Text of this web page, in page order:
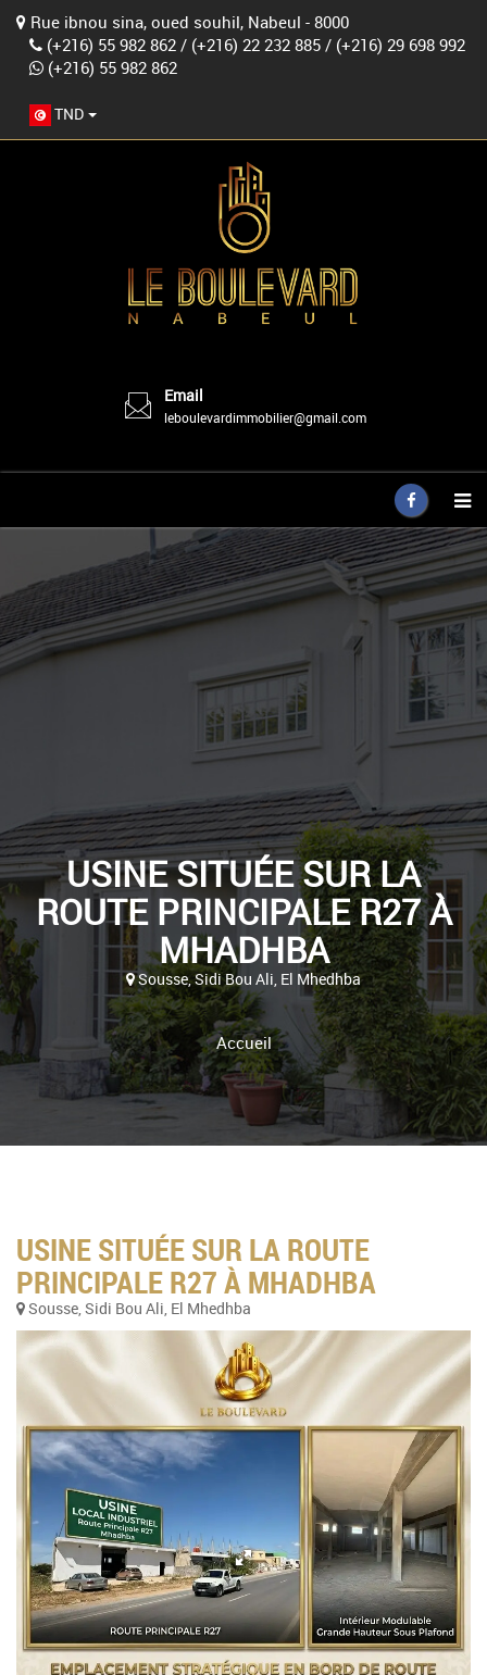
Rue ibnou sina, oued souhil, Nabeul - 8000
(+216) 55 982 862 / (+216) 22 232 885 / (+216) 29 698 992
(+216) 55 982 862
TND
Email
leboulevardimmobilier@gmail.com
USINE SITUÉE SUR LA
ROUTE PRINCIPALE R27 À
MHADHBA
Sousse, Sidi Bou Ali, El Mhedhba
Accueil
USINE SITUÉE SUR LA ROUTE
PRINCIPALE R27 À MHADHBA
Sousse, Sidi Bou Ali, El Mhedhba